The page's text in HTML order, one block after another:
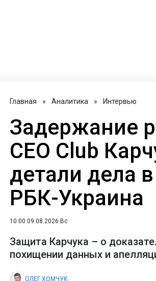
Главная » Аналитика » Интервью
Задержание
CEO Club
детали дела
РБК-Украина
10:00 09.08.2026 Вс
Защита Карчука – о
похищении данных и
ОЛЕГ ХОМЧУК